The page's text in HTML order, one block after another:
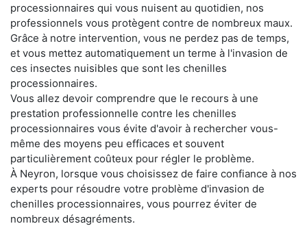
processionnaires qui vous nuisent au quotidien, nos
professionnels vous protègent contre de nombreux maux.
Grâce à notre intervention, vous ne perdez pas de temps,
et vous mettez automatiquement un terme à l'invasion de
ces insectes nuisibles que sont les chenilles
processionnaires.
Vous allez devoir comprendre que le recours à une
prestation professionnelle contre les chenilles
processionnaires vous évite d'avoir à rechercher vous-
même des moyens peu efficaces et souvent
particulièrement coûteux pour régler le problème.
À Neyron, lorsque vous choisissez de faire confiance à nos
experts pour résoudre votre problème d'invasion de
chenilles processionnaires, vous pourrez éviter de
nombreux désagréments.